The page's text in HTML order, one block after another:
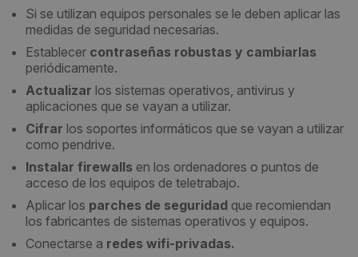
Si se utilizan equipos personales se le deben aplicar las
medidas de seguridad necesarias.
Establecer contraseñas robustas y cambiarlas
periódicamente.
Actualizar los sistemas operativos, antivirus y
aplicaciones que se vayan a utilizar.
Cifrar los soportes informáticos que se vayan a utilizar
como pendrive.
Instalar firewalls en los ordenadores o puntos de
acceso de los equipos de teletrabajo.
Aplicar los parches de seguridad que recomiendan
los fabricantes de sistemas operativos y equipos.
Conectarse a redes wifi-privadas.